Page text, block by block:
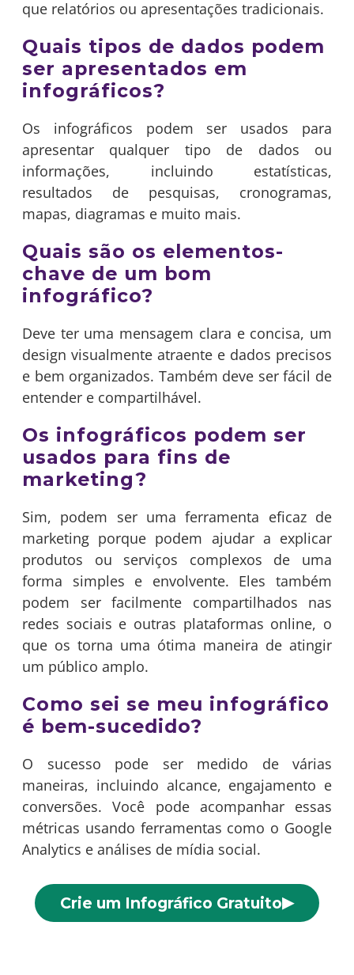
que relatórios ou apresentações tradicionais.
Quais tipos de dados podem
ser apresentados em
infográficos?
Os infográficos podem ser usados para
apresentar qualquer tipo de dados ou
informações, incluindo estatísticas,
resultados de pesquisas, cronogramas,
mapas, diagramas e muito mais.
Quais são os elementos-
chave de um bom
infográfico?
Deve ter uma mensagem clara e concisa, um
design visualmente atraente e dados precisos
e bem organizados. Também deve ser fácil de
entender e compartilhável.
Os infográficos podem ser
usados para fins de
marketing?
Sim, podem ser uma ferramenta eficaz de
marketing porque podem ajudar a explicar
produtos ou serviços complexos de uma
forma simples e envolvente. Eles também
podem ser facilmente compartilhados nas
redes sociais e outras plataformas online, o
que os torna uma ótima maneira de atingir
um público amplo.
Como sei se meu infográfico
é bem-sucedido?
O sucesso pode ser medido de várias
maneiras, incluindo alcance, engajamento e
conversões. Você pode acompanhar essas
métricas usando ferramentas como o Google
Analytics e análises de mídia social.
Crie um Infográfico Gratuito▶